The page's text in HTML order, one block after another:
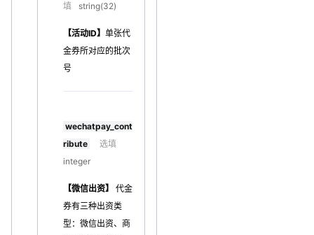
填
string(32)
【活动ID】 单张代
金券所对应的批次
号
wechatpay_cont
ribute
选填
integer
【微信出资】
代金
券有三种出资类
型：微信出资、商